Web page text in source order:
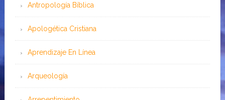
Antropología Bíblica
Apologética Cristiana
Aprendizaje En Línea
Arqueología